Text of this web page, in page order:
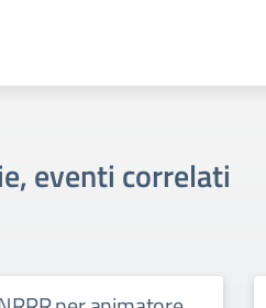
eventi correlati